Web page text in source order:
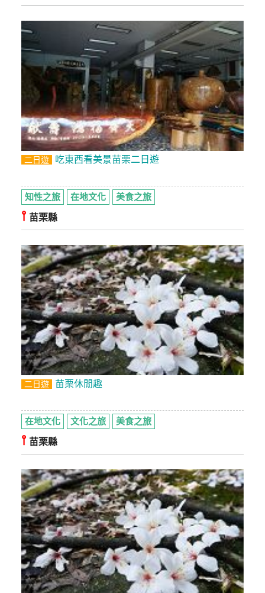
單
Line
線
紅
利
詢
訂
Q&A
國
旅
卡
訂
房
款
據
作
提
案
飯
店
合
作
二日遊 吃東西看美景苗栗二日遊
知性之旅 在地文化 美食之旅
⫯ 苗栗縣
二日遊 苗栗休閒趣
在地文化 文化之旅 美食之旅
⫯ 苗栗縣